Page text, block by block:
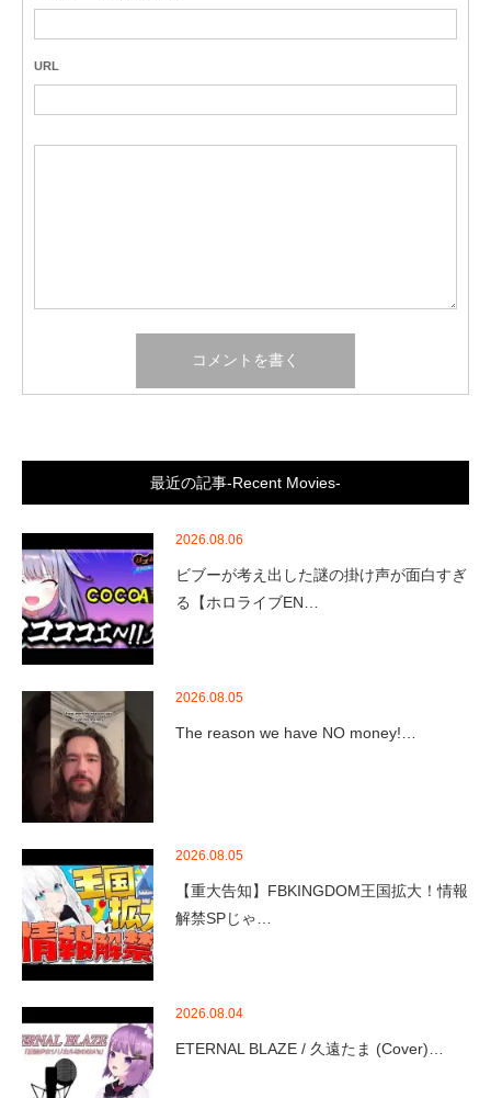
URL
最近の記事-Recent Movies-
2026.08.06
ビブーが考え出した謎の掛け声が面白すぎ
る【ホロライブEN…
2026.08.05
The reason we have NO money!…
2026.08.05
【重大告知】FBKINGDOM王国拡大！情報
解禁SPじゃ…
2026.08.04
ETERNAL BLAZE / 久遠たま (Cover)…